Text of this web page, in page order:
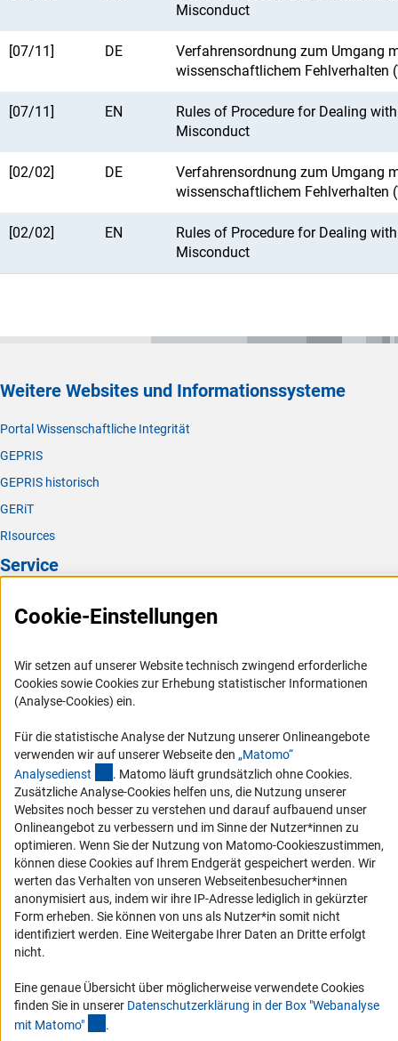
Misconduct
[07/11] DE
Verfahrensordnung zum Umgang
wissenschaftlichem Fehlverhalten
[07/11] EN
Rules of Procedure for Dealing
Misconduct
[02/02] DE
Verfahrensordnung zum Umgang
wissenschaftlichem Fehlverhalten
[02/02] EN
Rules of Procedure for Dealing
Misconduct
Weitere Websites und Informationssysteme
Portal Wissenschaftliche Integrität
GEPRIS
GEPRIS historisch
GERiT
RIsources
Service
Logo und Corporate Design
RSS-Feeds
Compliance
Vergabeverfahren
Barrierefreiheit
Service und Informationen für Menschen mit Behinderungen
Erklärung zur Barrierefreiheit
Barriere melden
DFG-aktuell
Erhalten Sie Neuigkeiten aus der DFG direkt in Ihr Mailpostfach oder
Zum Newsletter
Cookie-Einstellungen
Wir setzen auf unserer Website technisch zwingend erforderliche
Cookies sowie Cookies zur Erhebung statistischer Informationen
(Analyse-Cookies) ein.
Für die statistische Analyse der Nutzung unserer Onlineangebote
verwenden wir auf unserer Webseite den „Matomo“
Analysedienst (externer Link)
. Matomo läuft grundsätzlich ohne Cookies.
Zusätzliche Analyse-Cookies helfen uns, die Nutzung unserer
Websites noch besser zu verstehen und darauf aufbauend unser
Onlineangebot zu verbessern und im Sinne der Nutzer*innen zu
optimieren. Wenn Sie der Nutzung von Matomo-Cookieszustimmen,
können diese Cookies auf Ihrem Endgerät gespeichert werden. Wir
werten das Verhalten von unseren Webseitenbesucher*innen
anonymisiert aus, indem wir ihre IP-Adresse lediglich in gekürzter
Form erheben. Sie können von uns als Nutzer*in somit nicht
identifiziert werden. Eine Weitergabe Ihrer Daten an Dritte erfolgt
nicht.
Eine genaue Übersicht über möglicherweise verwendete Cookies
finden Sie in unserer Datenschutzerklärung in der Box "Webanalyse
mit Matomo" .